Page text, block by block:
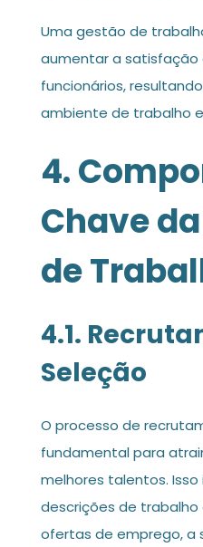
Uma gestão de
aumentar a satisfação
funcionários,
ambiente de trabalho
4.
Chave
de
4.1.
Seleção
O processo de
fundamental para
melhores talentos.
descrições de trabalho
ofertas de emprego, a